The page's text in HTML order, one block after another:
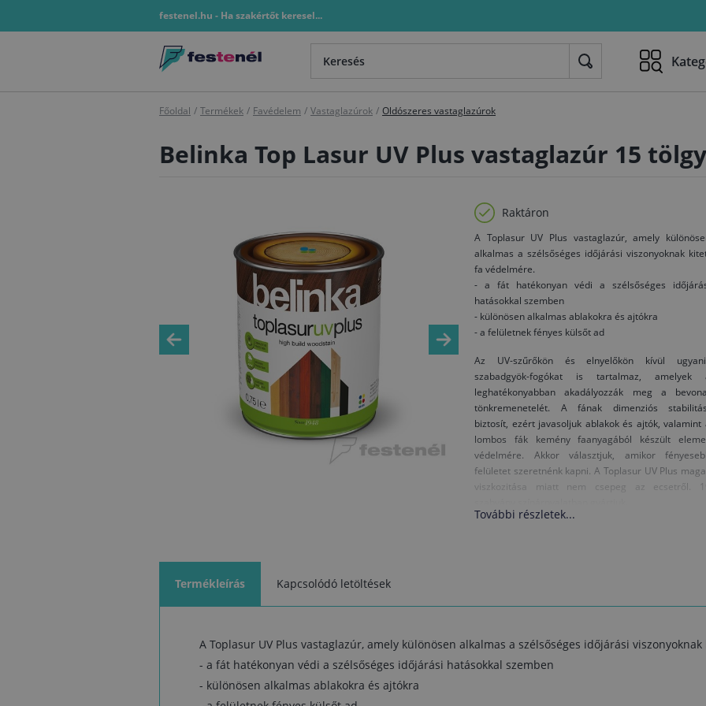
festenel.hu - Ha szakértőt keresel...
Főoldal / Termékek / Favédelem / Vastaglazúrok / Oldószeres vastaglazúrok
Belinka Top Lasur UV Plus vastaglazúr 15
Raktáron
A Toplasur UV Plus vastaglazúr, amely
alkalmas a szélsőséges időjárási viszonyoknak
fa védelmére.
- a fát hatékonyan védi a szélsőséges
hatásokkal szemben
- különösen alkalmas ablakokra és ajtókra
- a felületnek fényes külsőt ad
Az UV-szűrőkön és elnyelőkön kívül
szabadgyök-fogókat is tartalmaz, amelyek
leghatékonyabban akadályozzák meg a
tönkremenetelét. A fának dimenziós
biztosít, ezért javasoljuk ablakok és ajtók, valamint
lombos fák kemény faanyagából készült
védelmére. Akkor választjuk, amikor
felületet szeretnénk kapni. A Toplasur UV Plus
viszkozitása miatt nem csepeg az ecsetről.
Az időjárás hatásainak kitett fát az első kezeléskor a
igénybevételnek kitett faelemeket, az
előtt egy héten keresztül hagyjuk száradni.
További részletek...
Termékleírás Kapcsolódó letöltések
A Toplasur UV Plus vastaglazúr, amely különösen alkalmas a szélsőséges időjárási
- a fát hatékonyan védi a szélsőséges időjárási hatásokkal szemben
- különösen alkalmas ablakokra és ajtókra